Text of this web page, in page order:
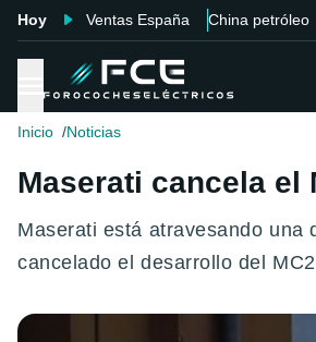
Hoy Ventas España China petróleo
Inicio Noticias
Maserati cancela el
Maserati está atravesando una
cancelado el desarrollo del